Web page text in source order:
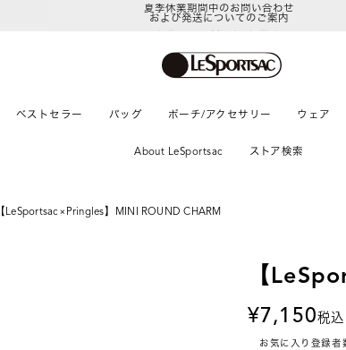
LeSportsac Member's Club
ベストセラー バッグ ポーチ/アクセサリー ウェア
About LeSportsac ストア検索
【LeSportsac×Pringles】MINI ROUND CHARM
【
7,150税込
お気に入り登録者